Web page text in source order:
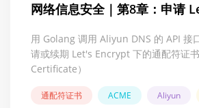
网络信息安全｜第8章：申请
用 Golang 调用 Aliyun DNS 的 API 接
请或续期 Let's Encrypt 下的通配符证
Certificate）
通配符证书 ACME Aliyun